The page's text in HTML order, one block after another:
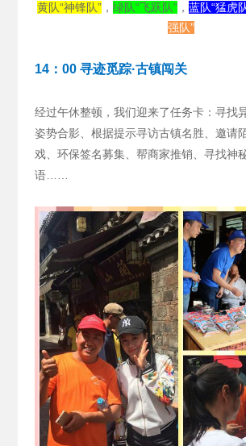
黄队“神锋队” ， 绿队“飞跃队” ， 蓝队“猛虎
强队”
14：00 寻迹觅踪·古镇闯关
经过午休整顿，我们迎来了任务卡：寻找
姿势合影、根据提示寻访古镇名胜、邀请
戏、环保签名募集、帮商家推销、寻找神
语……